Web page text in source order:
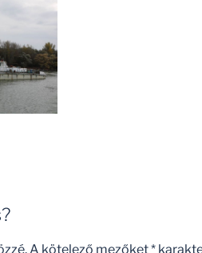
A kötelező mezőket*